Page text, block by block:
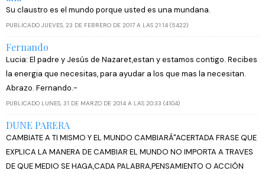
Su claustro es el mundo porque usted es una mundana.
PUBLICADO JUEVES, 23 DE FEBRERO DE 2017 A LAS 21:14 (5422)
Fernando
Lucia: El padre y Jesús de Nazaret,estan y estamos contigo. Recibes
la energia que necesitas, para ayudar a los que mas la necesitan.
Abrazo. Fernando.-
PUBLICADO LUNES, 31 DE MARZO DE 2014 A LAS 20:33 (4104)
DUNE PARERA
CAMBIATE A TI MISMO Y EL MUNDO CAMBIARÁ"ACERTADA FRASE QUE
EXPLICA LA MANERA DE CAMBIAR EL MUNDO NO IMPORTA A TRAVES
DE QUE MEDIO SE HAGA,CADA PALABRA,PENSAMIENTO O ACCIÓN